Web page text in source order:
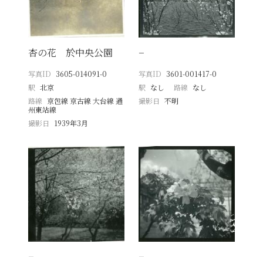
杏の花 於中央公園
写真ID 3605-014091-0
駅 北京
路線 京包線 京古線 大台線 通
州東站線
撮影日
1939年3月
−
写真ID 3601-001417-0
駅 なし 路線 なし
撮影日 不明